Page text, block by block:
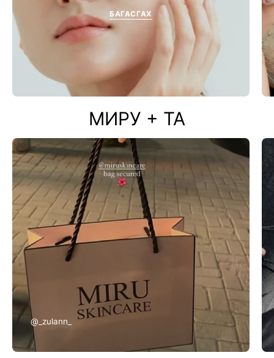
БАГАСГАХ
МИРУ + ТА
@_zulann_